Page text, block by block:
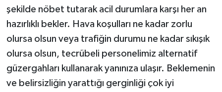
şekilde nöbet tutarak acil durumlara karşı her an
hazırlıklı bekler. Hava koşulları ne kadar zorlu
olursa olsun veya trafiğin durumu ne kadar sıkışık
olursa olsun, tecrübeli personelimiz alternatif
güzergahları kullanarak yanınıza ulaşır. Beklemenin
ve belirsizliğin yarattığı gerginliği çok iyi